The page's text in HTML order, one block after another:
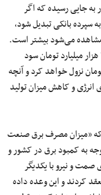
به جایی رسیده که اگر
بانکی تبدیل شود،
می‌شود بیشتر است.
شرکت‌های بورسی زنجیره فولاد در سال گذشته، ۱۳۰ هزار میلیارد تومان سود
به ۷۰ هزار میلیارد تومان نزول خواهد کرد و آنچه
و کاهش میزان تولید
که «میزان مصرف برق صنعت
توجه به کمبود برق در کشور و
صمت و نیرو با یکدیگر
کردند و این وعده داده